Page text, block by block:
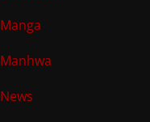
Manga
Manhwa
News